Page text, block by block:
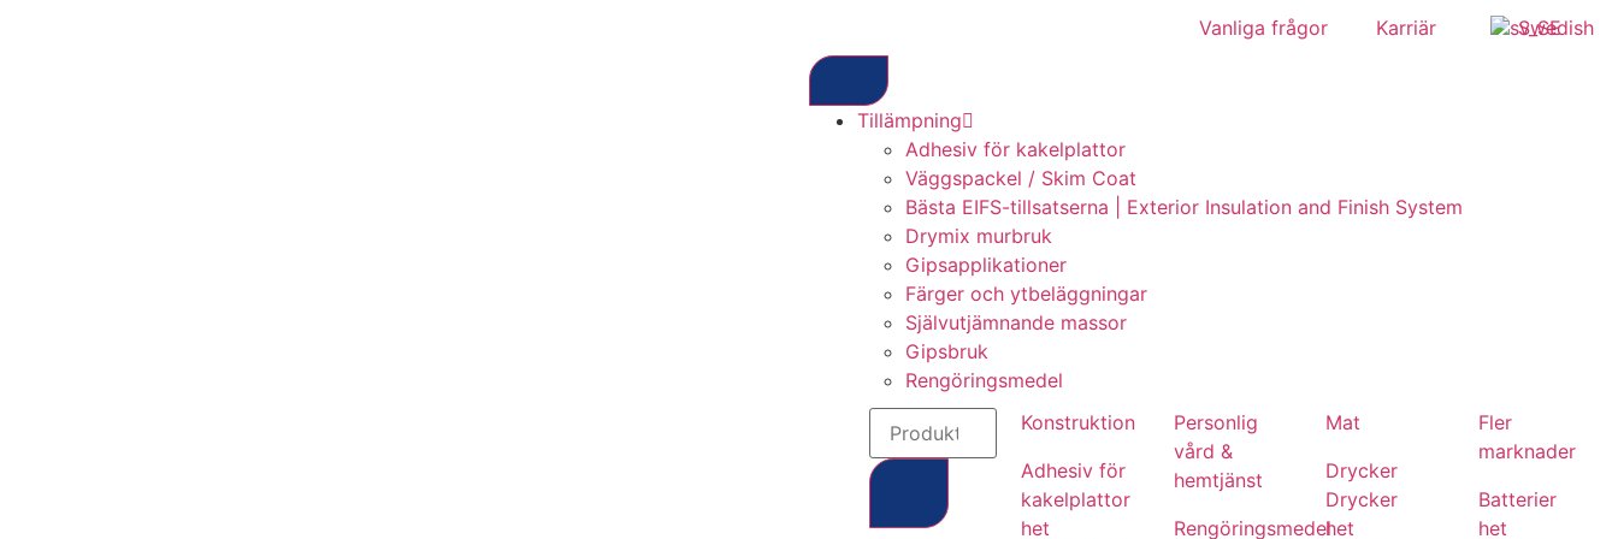
Vanliga frågor Karriär Swedish
Tillämpning
Adhesiv för kakelplattor
Väggspackel / Skim Coat
Bästa EIFS-tillsatserna | Exterior Insulation and Finish System
Drymix murbruk
Gipsapplikationer
Färger och ytbeläggningar
Självutjämnande massor
Gipsbruk
Rengöringsmedel
Konstruktion
Adhesiv för
kakelplattor
het
Personlig
vård &
hemtjänst
Rengöringsmedel
Mat
Drycker
Drycker
het
Fler
marknader
Batterier
het